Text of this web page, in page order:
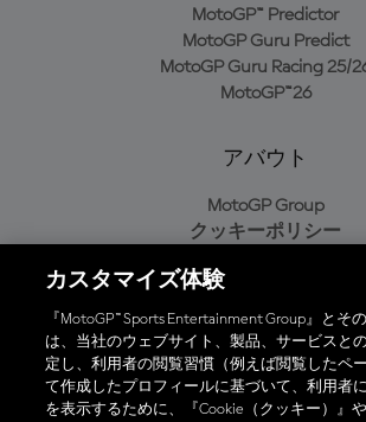
MotoGP™ Predictor
MotoGP Guru Predict
MotoGP Guru Racing 25/
MotoGP™26
アバウト
MotoGP Group
クッキーポリシー
プライバシーポリシー
購入ポリシー
オフィシャルアプリ
カスタマイズ体験
『MotoGP™ Sports Entertainment Group』とそ
は、当社のウェブサイト、製品、サービスと
定し、利用者の閲覧習慣（例えば閲覧したペ
て作成したプロフィールに基づいて、利用者
を表示するために、『Cookie（クッキー）』